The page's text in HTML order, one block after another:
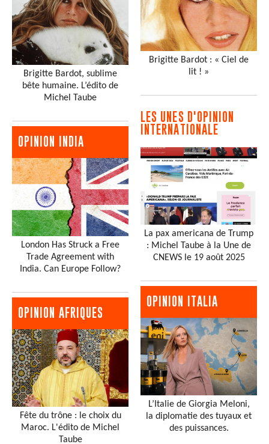
Brigitte Bardot, sublime
bête humaine. L’édito de
Michel Taube
OPINION INDIA
London Has Struck a Free
Trade Agreement with
India. Can Europe Follow?
OPINION AFRIQUES
Fête du trône : le choix du
Maroc. L'édito de Michel
Taube
Brigitte Bardot : « Ciel de
lit ! »
LES UNES D'OPINION
INTERNATIONALE
La pax americana de Trump
: Michel Taube à la Une de
CNEWS le 19 août 2025
OPINION ITALIA
L’Italie de Giorgia Meloni,
la diplomatie des tuyaux et
des puissances.